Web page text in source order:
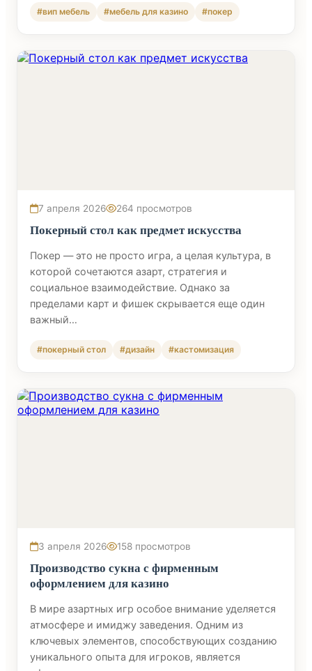
#вип мебель #мебель для казино #покер
7 апреля 2026 264 просмотров
Покерный стол как предмет искусства
Покер — это не просто игра, а целая культура, в
которой сочетаются азарт, стратегия и
социальное взаимодействие. Однако за
пределами карт и фишек скрывается еще один
важный…
#покерный стол #дизайн #кастомизация
3 апреля 2026 158 просмотров
Производство сукна с фирменным
оформлением для казино
В мире азартных игр особое внимание уделяется
атмосфере и имиджу заведения. Одним из
ключевых элементов, способствующих созданию
уникального опыта для игроков, является